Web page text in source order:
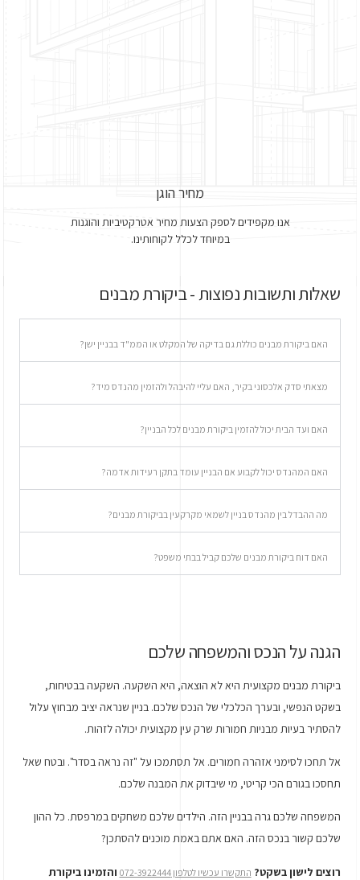
מחיר הוגן
אנו מקפידים לספק הצעות מחיר אטרקטיביות והוגנות
במיוחד לכלל לקוחותינו.
שאלות ותשובות נפוצות - ביקורת מבנים
האם ביקורת מבנים כוללת גם בדיקה של המקלט או הממ"ד בבניין ישן?
מצאתי סדק אלכסוני בקיר, האם עליי להיבהל ולהזמין מהנדס מיד?
האם ועד הבית יכול להזמין ביקורת מבנים לכל הבניין?
האם המהנדס יכול לקבוע אם הבניין עומד בתקן רעידות אדמה?
מה ההבדל בין מהנדס בניין לשמאי מקרקעין בביקורת מבנים?
האם דוח ביקורת מבנים שלכם קביל בבתי משפט?
הגנה על הנכס והמשפחה שלכם
ביקורת מבנים מקצועית היא לא הוצאה, היא השקעה. השקעה בבטיחות,
בשקט הנפשי, ובערך הכלכלי של הנכס שלכם. בניין שנראה יציב מבחוץ עלול
להסתיר בעיות מבניות חמורות שרק עין מקצועית יכולה לזהות.
אל תחכו לסימני אזהרה חמורים. אל תסתמכו על "זה נראה בסדר". ובטח שאל
תחסכו בגורם הכי קריטי, מי שיבדוק את המבנה שלכם.
המשפחה שלכם גרה בבניין הזה. הילדים שלכם משחקים במרפסת. כל ההון
שלכם קשור בנכס הזה. האם אתם באמת מוכנים להסתכן?
רוצים לישון בשקט? התקשרו עכשיו לטלפון 072-3922444
והזמינו ביקורת